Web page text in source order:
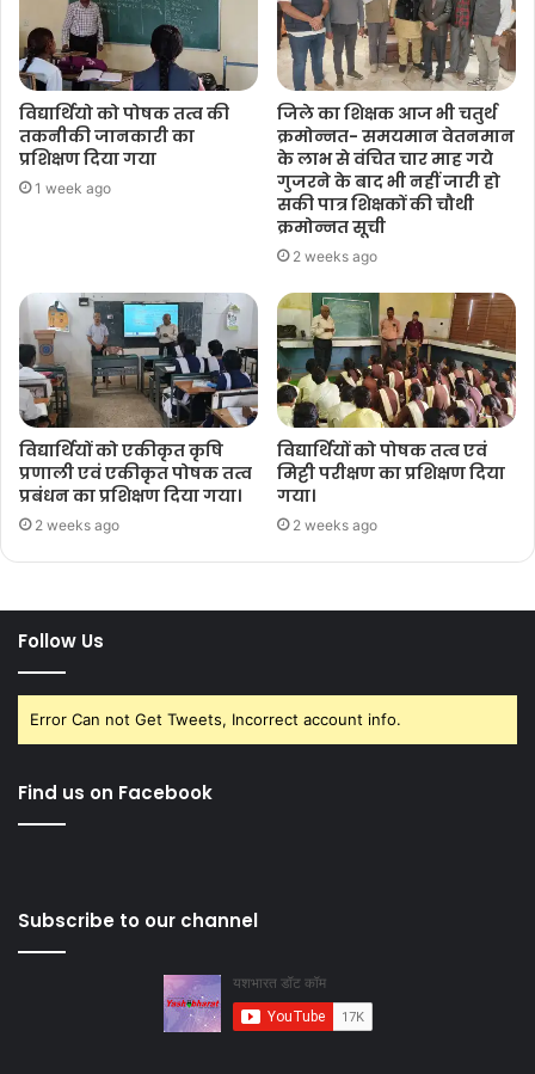
विद्यार्थियो को पोषक तत्व की
तकनीकी जानकारी का
प्रशिक्षण दिया गया
1 week ago
जिले का शिक्षक आज भी चतुर्थ
क्रमोन्नत- समयमान वेतनमान
के लाभ से वंचित चार माह गये
गुजरने के बाद भी नहीं जारी हो
सकी पात्र शिक्षकों की चौथी
क्रमोन्नत सूची
2 weeks ago
विद्यार्थियों को एकीकृत कृषि
प्रणाली एवं एकीकृत पोषक तत्व
प्रबंधन का प्रशिक्षण दिया गया।
2 weeks ago
विद्यार्थियों को पोषक तत्व एवं
मिट्टी परीक्षण का प्रशिक्षण दिया
गया।
2 weeks ago
Follow Us
Error Can not Get Tweets, Incorrect account info.
Find us on Facebook
Subscribe to our channel